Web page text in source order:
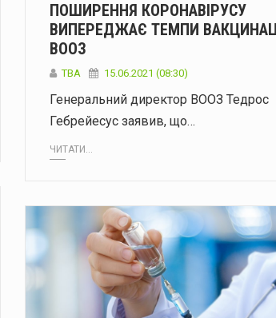
у додаткових перехоплювачах для
Дні донора: потрібна кров усіх груп
ПОШИРЕННЯ КОРОНАВІРУСУ
ВИПЕРЕДЖАЄ ТЕМПИ
ВООЗ
ТВА 15.06.2021 (08:30)
Генеральний директор ВООЗ Тедрос
Гебрейесус заявив, що…
ЧИТАТИ...